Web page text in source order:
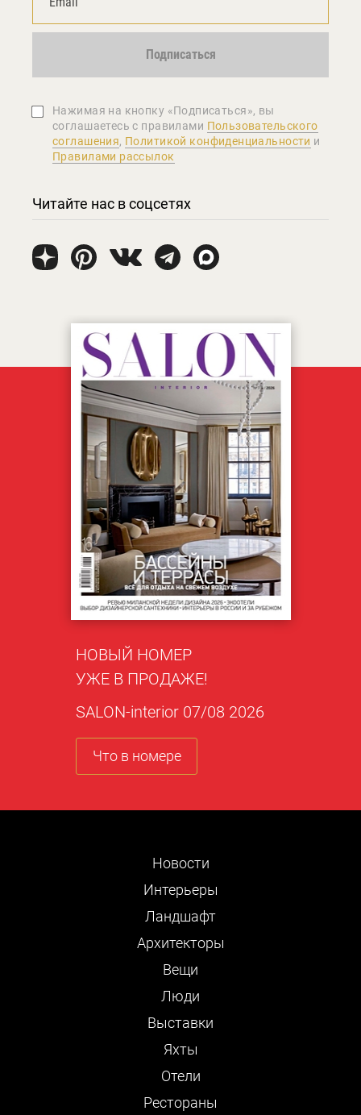
Подписаться
Нажимая на кнопку «Подписаться», вы
соглашаетеcь с правилами Пользовательского
соглашения, Политикой конфиденциальности и
Правилами рассылок
Читайте нас в соцсетях
НОВЫЙ НОМЕР
УЖЕ В ПРОДАЖЕ!
SALON-interior 07/08 2026
Что в номере
Новости
Интерьеры
Ландшафт
Архитекторы
Вещи
Люди
Выставки
Яхты
Отели
Рестораны